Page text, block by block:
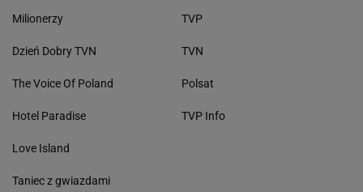
Milionerzy
Dzień Dobry TVN
The Voice Of Poland
Hotel Paradise
Love Island
Taniec z gwiazdami
TVP
TVN
Polsat
TVP Info